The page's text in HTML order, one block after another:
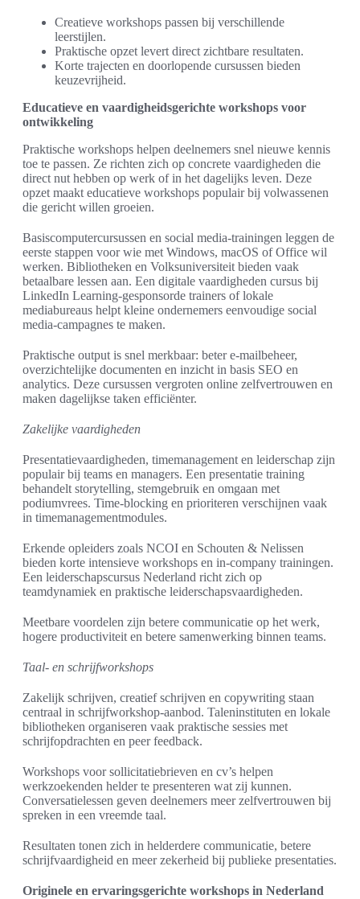
Creatieve workshops passen bij verschillende
leerstijlen.
Praktische opzet levert direct zichtbare resultaten.
Korte trajecten en doorlopende cursussen bieden
keuzevrijheid.
Educatieve en vaardigheidsgerichte workshops voor
ontwikkeling
Praktische workshops helpen deelnemers snel nieuwe kennis
toe te passen. Ze richten zich op concrete vaardigheden die
direct nut hebben op werk of in het dagelijks leven. Deze
opzet maakt educatieve workshops populair bij volwassenen
die gericht willen groeien.
Basiscomputercursussen en social media-trainingen leggen de
eerste stappen voor wie met Windows, macOS of Office wil
werken. Bibliotheken en Volksuniversiteit bieden vaak
betaalbare lessen aan. Een digitale vaardigheden cursus bij
LinkedIn Learning-gesponsorde trainers of lokale
mediabureaus helpt kleine ondernemers eenvoudige social
media-campagnes te maken.
Praktische output is snel merkbaar: beter e-mailbeheer,
overzichtelijke documenten en inzicht in basis SEO en
analytics. Deze cursussen vergroten online zelfvertrouwen en
maken dagelijkse taken efficiënter.
Zakelijke vaardigheden
Presentatievaardigheden, timemanagement en leiderschap zijn
populair bij teams en managers. Een presentatie training
behandelt storytelling, stemgebruik en omgaan met
podiumvrees. Time-blocking en prioriteren verschijnen vaak
in timemanagementmodules.
Erkende opleiders zoals NCOI en Schouten & Nelissen
bieden korte intensieve workshops en in-company trainingen.
Een leiderschapscursus Nederland richt zich op
teamdynamiek en praktische leiderschapsvaardigheden.
Meetbare voordelen zijn betere communicatie op het werk,
hogere productiviteit en betere samenwerking binnen teams.
Taal- en schrijfworkshops
Zakelijk schrijven, creatief schrijven en copywriting staan
centraal in schrijfworkshop-aanbod. Taleninstituten en lokale
bibliotheken organiseren vaak praktische sessies met
schrijfopdrachten en peer feedback.
Workshops voor sollicitatiebrieven en cv’s helpen
werkzoekenden helder te presenteren wat zij kunnen.
Conversatielessen geven deelnemers meer zelfvertrouwen bij
spreken in een vreemde taal.
Resultaten tonen zich in helderdere communicatie, betere
schrijfvaardigheid en meer zekerheid bij publieke presentaties.
Originele en ervaringsgerichte workshops in Nederland